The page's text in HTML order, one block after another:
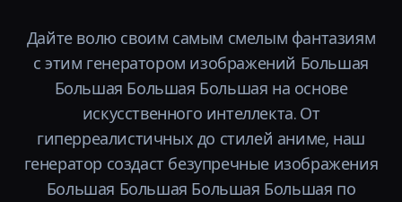
Войти
Дайте волю своим самым смелым фантазиям
с этим генератором изображений Большая
Большая Большая Большая на основе
искусственного интеллекта. От
гиперреалистичных до стилей аниме, наш
генератор создаст безупречные изображения
Большая Большая Большая Большая по